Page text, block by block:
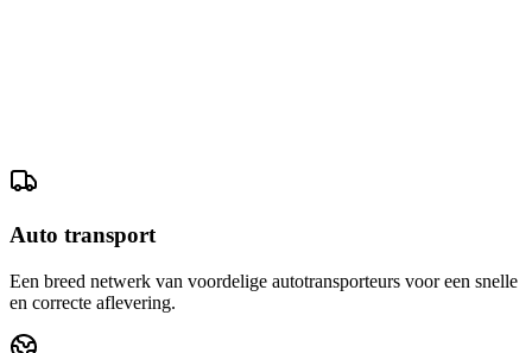
Auto transport
Een breed netwerk van voordelige autotransporteurs voor een snelle
en correcte aflevering.